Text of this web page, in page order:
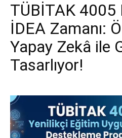
TÜBİTAK 4005
İDEA Zamanı:
Yapay Zekâ ile
Tasarlıyor!